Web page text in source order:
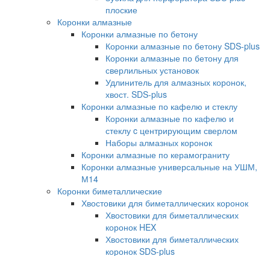
плоские
Коронки алмазные
Коронки алмазные по бетону
Коронки алмазные по бетону SDS-plus
Коронки алмазные по бетону для
сверлильных установок
Удлинитель для алмазных коронок,
хвост. SDS-plus
Коронки алмазные по кафелю и стеклу
Коронки алмазные по кафелю и
стеклу c центрирующим сверлом
Наборы алмазных коронок
Коронки алмазные по керамограниту
Коронки алмазные универсальные на УШМ,
М14
Коронки биметаллические
Хвостовики для биметаллических коронок
Хвостовики для биметаллических
коронок HEX
Хвостовики для биметаллических
коронок SDS-plus